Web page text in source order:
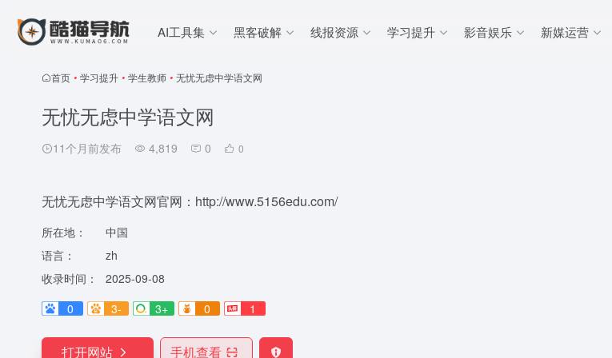
AI工具集 黑客破解 线报资源 学习提升 影音娱乐 新媒运营
首页 • 学习提升 • 学生教师 • 无忧无虑中学语文网
无忧无虑中学语文网
11个月前发布 4,819 0 0
无忧无虑中学语文网官网：http://www.5156edu.com/
所在地：
中国
语言：
zh
收录时间：
2025-09-08
0
3- 3+ 0 1
打开网站 手机查看